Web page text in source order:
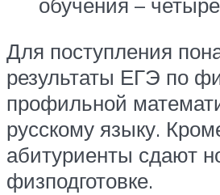
Для поступления
результаты ЕГЭ по
профильной
русскому языку.
абитуриенты сдают
физподготовке.